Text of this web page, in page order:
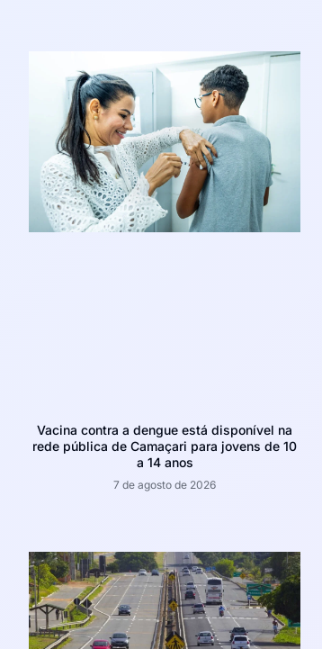
Vacina contra a dengue está disponível na
rede pública de Camaçari para jovens de 10
a 14 anos
7 de agosto de 2026